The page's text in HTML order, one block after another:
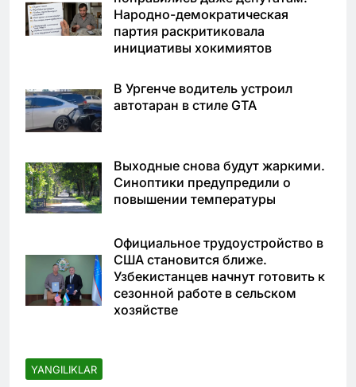
Народно-демократическая
партия раскритиковала
инициативы хокимиятов
В Ургенче водитель устроил
автотаран в стиле GTA
Выходные снова будут жаркими.
Синоптики предупредили о
повышении температуры
Официальное трудоустройство в
США становится ближе.
Узбекистанцев начнут готовить к
сезонной работе в сельском
хозяйстве
YANGILIKLAR